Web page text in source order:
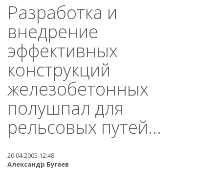
Разработка и
внедрение
эффективных
конструкций
железобетонных
полушпал для
рельсовых путей...
20.04.2005 12:48
Александр Бугаев